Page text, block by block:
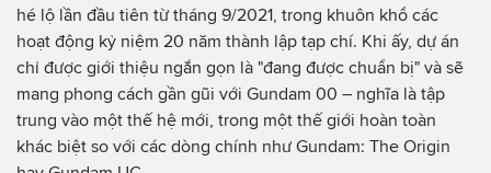
hé lộ lần đầu tiên từ tháng 9/2021, trong khuôn khổ các
hoạt động kỷ niệm 20 năm thành lập tạp chí. Khi ấy, dự án
chỉ được giới thiệu ngắn gọn là "đang được chuẩn bị" và sẽ
mang phong cách gần gũi với Gundam 00 – nghĩa là tập
trung vào một thế hệ mới, trong một thế giới hoàn toàn
khác biệt so với các dòng chính như Gundam: The Origin